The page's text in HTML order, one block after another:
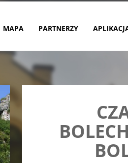
MAPA PARTNERZY